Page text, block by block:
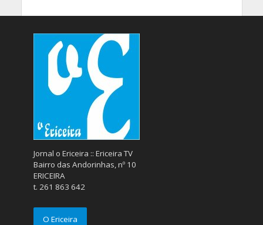
Jornal o Ericeira :: Ericeira TV
Bairro das Andorinhas, nº 10
ERICEIRA
t. 261 863 642
O Ericeira